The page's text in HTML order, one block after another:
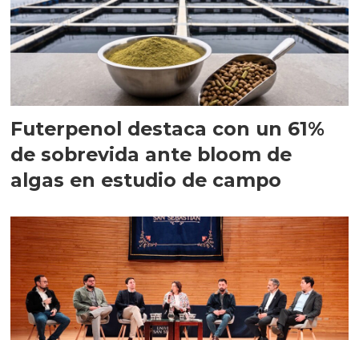
Futerpenol destaca con un 61%
de sobrevida ante bloom de
algas en estudio de campo